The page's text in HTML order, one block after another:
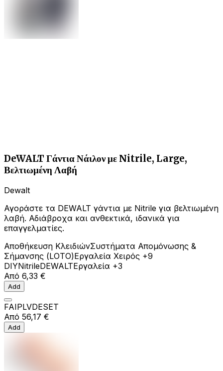
DeWALT Γάντια Νάιλον με Nitrile, Large,
Βελτιωμένη Λαβή
Dewalt
Αγοράστε τα DEWALT γάντια με Nitrile για βελτιωμένη
λαβή. Αδιάβροχα και ανθεκτικά, ιδανικά για
επαγγελματίες.
Αποθήκευση ΚλειδιώνΣυστήματα Απομόνωσης &
Σήμανσης (LOTO)Εργαλεία Χειρός +9
DIYNitrileDEWALTΕργαλεία +3
Από 6,33 €
Add
FAIPLVDESET
Από 56,17 €
Add